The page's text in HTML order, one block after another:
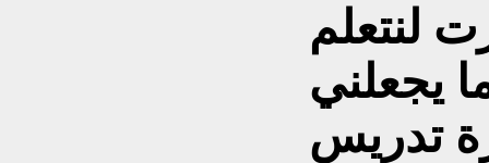
لنتعلم
يجعلني
تدريس